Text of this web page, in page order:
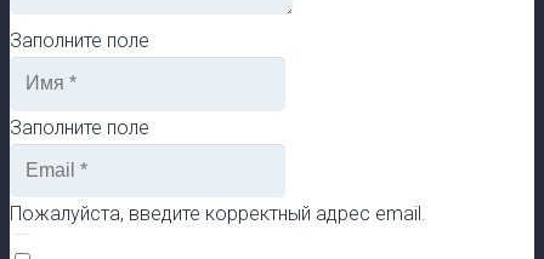
Заполните поле
Заполните поле
Пожалуйста, введите корректный адрес email.